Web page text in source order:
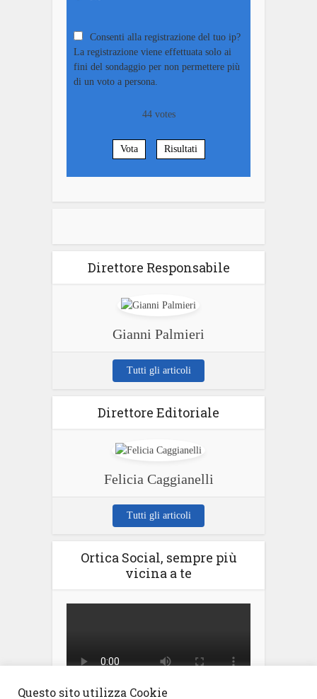
Consenti alla registrazione del tuo ip?
La registrazione viene effettuata solo ai
fini del sondaggio per non permettere più
di un voto a persona.
44votes
Vota Risultati
Direttore Responsabile
Gianni Palmieri
Tutti gli articoli
Direttore Editoriale
Felicia Caggianelli
Tutti gli articoli
Ortica Social, sempre più
vicina a te
Questo sito utilizza Cookie